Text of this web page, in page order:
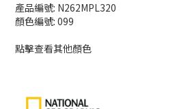
產品編號: N262MPL320
顏色編號: 099
點擊查看其他顏色